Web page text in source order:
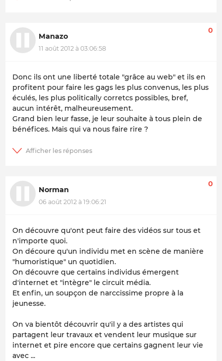
Manazo
11 août 2012 à 03:06:58
0
Donc ils ont une liberté totale "grâce au web" et ils en
profitent pour faire les gags les plus convenus, les plus
éculés, les plus politically corretcs possibles, bref,
aucun intérêt, malheureusement.
Grand bien leur fasse, je leur souhaite à tous plein de
bénéfices. Mais qui va nous faire rire ?
Norman
06 août 2012 à 19:06:21
0
On découvre qu'ont peut faire des vidéos sur tous et
n'importe quoi.
On découre qu'un individu met en scène de manière
"humoristique" un quotidien.
On découvre que certains individus émergent
d'internet et "intègre" le circuit média.
Et enfin, un soupçon de narccissime propre à la
jeunesse.
On va bientôt découvrir qu'il y a des artistes qui
partagent leur travaux et vendent leur musique sur
internet et pire encore que certains gagnent leur vie
avec ...